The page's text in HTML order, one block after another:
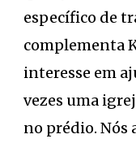
específico de
complementa
interesse em
vezes uma
no prédio. Nós